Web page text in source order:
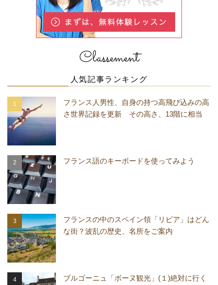
Classement
人気記事ランキング
フランス人男性、自身の持つ高飛び込みの高
さ世界記録を更新 その高さ、13階に相当
フランス語のキーボードを使ってみよう
フランスの中のスペイン領「リビア」はどん
な街？波乱の歴史、名所をご案内
ブルゴーニュ「ボーヌ観光」(１)絶対に行く